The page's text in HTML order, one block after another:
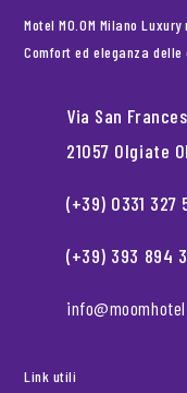
Motel MO.OM Milano
Comfort ed eleganza
Via San
21057 Olgiate
(+39) 0331 327
(+39) 393 894
Link utili